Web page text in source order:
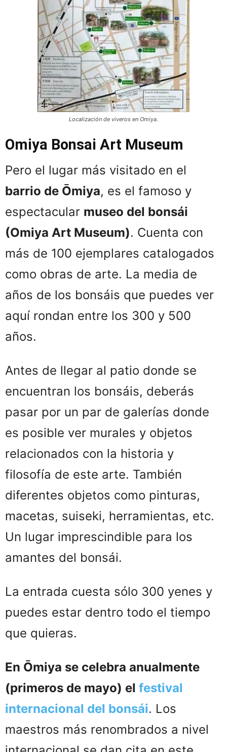
Localización de viveros en Omiya.
Omiya Bonsai Art Museum
Pero el lugar más visitado en el
barrio de Ōmiya, es el famoso y
espectacular museo del bonsái
(Omiya Art Museum). Cuenta con
más de 100 ejemplares catalogados
como obras de arte. La media de
años de los bonsáis que puedes ver
aquí rondan entre los 300 y 500
años.
Antes de llegar al patio donde se
encuentran los bonsáis, deberás
pasar por un par de galerías donde
es posible ver murales y objetos
relacionados con la historia y
filosofía de este arte. También
diferentes objetos como pinturas,
macetas, suiseki, herramientas, etc.
Un lugar imprescindible para los
amantes del bonsái.
La entrada cuesta sólo 300 yenes y
puedes estar dentro todo el tiempo
que quieras.
En Ōmiya se celebra anualmente
(primeros de mayo) el festival
internacional del bonsái. Los
maestros más renombrados a nivel